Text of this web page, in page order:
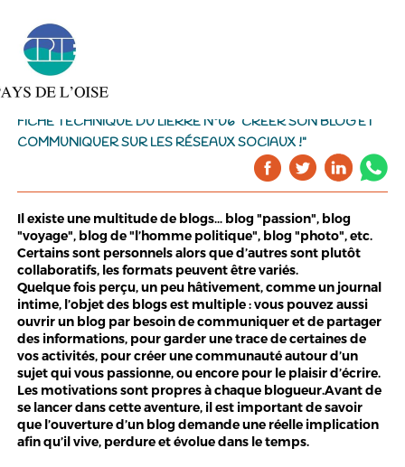
FICHE TECHNIQUE DU LIERRE N°06 "CRÉER SON BLOG ET
COMMUNIQUER SUR LES RÉSEAUX SOCIAUX !"
Il existe une multitude de blogs… blog "passion", blog
"voyage", blog de "l’homme politique", blog "photo", etc.
Certains sont personnels alors que d’autres sont plutôt
collaboratifs, les formats peuvent être variés.
Quelque fois perçu, un peu hâtivement, comme un journal
intime, l’objet des blogs est multiple : vous pouvez aussi
ouvrir un blog par besoin de communiquer et de partager
des informations, pour garder une trace de certaines de
vos activités, pour créer une communauté autour d’un
sujet qui vous passionne, ou encore pour le plaisir d’écrire.
Les motivations sont propres à chaque blogueur.Avant de
se lancer dans cette aventure, il est important de savoir
que l’ouverture d’un blog demande une réelle implication
afin qu’il vive, perdure et évolue dans le temps.